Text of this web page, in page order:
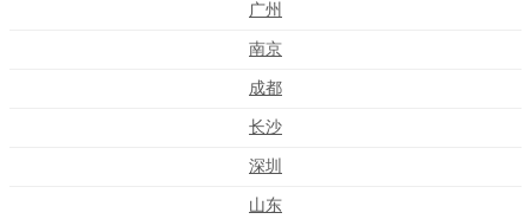
广州
南京
成都
长沙
深圳
山东